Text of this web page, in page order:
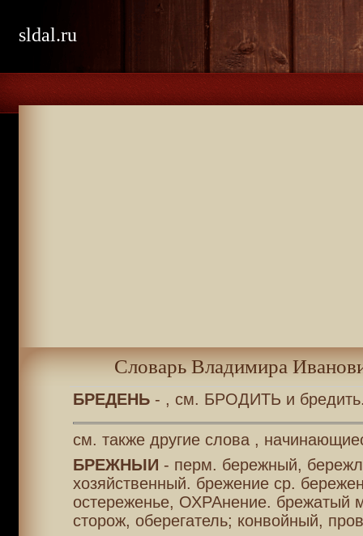
sldal.ru
Словарь Владимира
БРЕДЕНЬ- , см. БРОДИТЬ и
см. также другие слова ,
БРЕЖНЫИ - перм. бережный,
хозяйственный. брежение ср.
остереженье, ОХРАнение. брежатый
сторож, оберегатель; конвойный,